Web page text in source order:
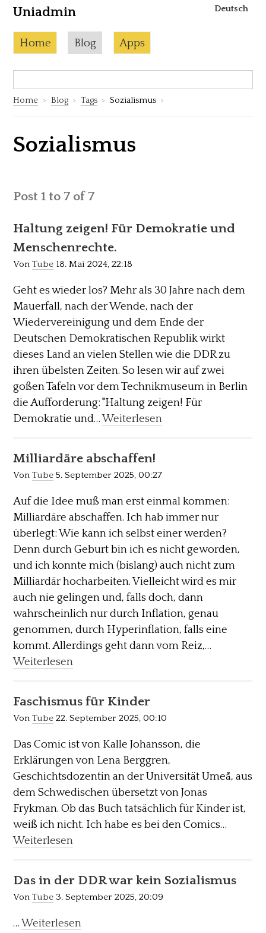
Uniadmin Deutsch
Skip to content
Home Current page:
Blog Apps
Home Blog Tags Sozialismus
Sozialismus
Post 1 to 7 of 7
Haltung zeigen! Für Demokratie und
Menschenrechte.
VonTube 18. Mai 2024, 22:18
Geht es wieder los? Mehr als 30 Jahre nach dem
Mauerfall, nach der Wende, nach der
Wiedervereinigung und dem Ende der
Deutschen Demokratischen Republik wirkt
dieses Land an vielen Stellen wie die DDR zu
ihren übelsten Zeiten. So lesen wir auf zwei
goßen Tafeln vor dem Technikmuseum in Berlin
die Aufforderung: "Haltung zeigen! Für
Demokratie und…Weiterlesen
Milliardäre abschaffen!
VonTube 5. September 2025, 00:27
Auf die Idee muß man erst einmal kommen:
Milliardäre abschaffen. Ich hab immer nur
überlegt: Wie kann ich selbst einer werden?
Denn durch Geburt bin ich es nicht geworden,
und ich konnte mich (bislang) auch nicht zum
Milliardär hocharbeiten. Vielleicht wird es mir
auch nie gelingen und, falls doch, dann
wahrscheinlich nur durch Inflation, genau
genommen, durch Hyperinflation, falls eine
kommt. Allerdings geht dann vom Reiz,…
Weiterlesen
Faschismus für Kinder
VonTube 22. September 2025, 00:10
Das Comic ist von Kalle Johansson, die
Erklärungen von Lena Berggren,
Geschichtsdozentin an der Universität Umeå, aus
dem Schwedischen übersetzt von Jonas
Frykman. Ob das Buch tatsächlich für Kinder ist,
weiß ich nicht. Ich habe es bei den Comics…
Weiterlesen
Das in der DDR war kein Sozialismus
VonTube 3. September 2025, 20:09
…Weiterlesen